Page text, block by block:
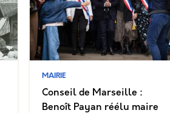
MAIRIE
Conseil de Marseille :
Benoît Payan réélu maire